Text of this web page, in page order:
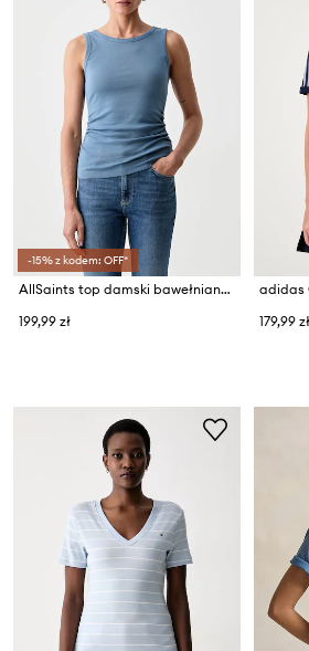
-15% z kodem: OFF*
AllSaints top damski bawełniany z elastanem KATARINA
199,99 zł
179,99 zł